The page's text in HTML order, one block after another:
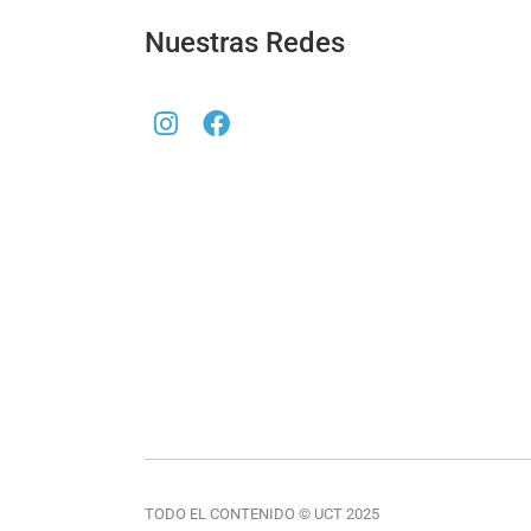
Nuestras Redes
TODO EL CONTENIDO © UCT 2025